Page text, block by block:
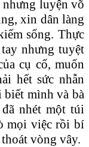
luyện võ
xin dân làng
sống. Thực
nhưng tuyệt
cụ cố, muốn
hết sức nhẫn
mình và bà
nhét một túi
mọi việc rồi bí
vòng vây.